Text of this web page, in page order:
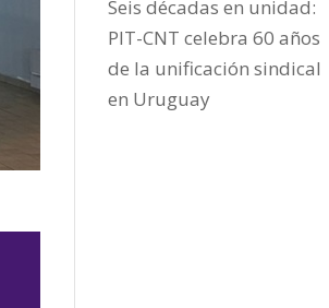
Seis décadas en unidad:
PIT-CNT celebra 60 años
de la unificación sindical
en Uruguay